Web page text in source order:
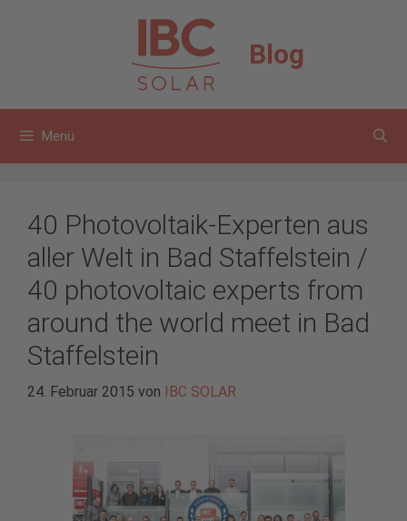
Blog
Menü
40 Photovoltaik-Experten aus
aller Welt in Bad Staffelstein /
40 photovoltaic experts from
around the world meet in Bad
Staffelstein
24. Februar 2015 von IBC SOLAR